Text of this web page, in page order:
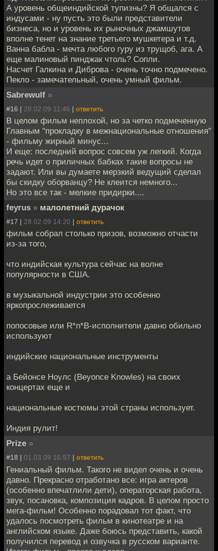
А уровень общеиндийской тупизны? Я общался с
индусами - ну пусть это были представители
бизнеса, но и уровень их рыночных джамшутов
вполне тенет на знание третьего мушкетера и т.д.
Ванна бабла - мечта любого гуру из трущоб, ага. А
еще малиновый пинджак чтоль? Сопли.
Насчет Галкина и Диброва - очень точно подмечено.
Пекло - замечательный, очень умный фильм.
Sabrewulf »
#16 | 28.02.09 11:46 | ответить
В целом фильм неплохой, но за четко подмеченную
Главным "прокладку в межнациональные отношения"
- фильму жирный минус...
И еще: последний вопрос совсем уж легкий. Когда
речь идет о приличных бабках такие вопросы не
задают. Или вы думаете мерзкий ведущий сделал
бы скидку оборванцу? Не клеится немного...
Но это все так - мелкие придирки....
feyrus » малолетний дурачок
#17 | 28.02.09 14:20 | ответить
фильм собрал столько призов, возможно отчасти
из-за того,
что индийская культура сейчас на волне
популярности в США.
в музыкальной индустрии это особенно
яркопрослеживается
попосовые или R*n*B-исполнители давно обильно
используют
индийские национальные инструменты
а Бейонсе Ноулс (Beyonce Knowles) на своих
концертах еще и
национальные костюмы этой страны использует.
Индия рулит!
Prize »
#18 | 01.03.09 16:57 | ответить
Гениальный фильм. Такого не видел очень и очень
давно. Прекрасно отработано все: игра актеров
(особенно впечатлили дети), операторская работа,
звук, посановка, композиция кадров. В целом просто
мега-фильм! Особенно порадовал тот факт, что
удалось посмотреть фильм в кинотеатре и на
английском языке. Даже боюсь представить, какой
получился перевод и озвучка в русском варианте.